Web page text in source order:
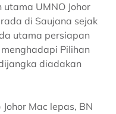
UMNO Johor
di Saujana sejak
utama persiapan
Pilihan
diadakan
Mac lepas, BN